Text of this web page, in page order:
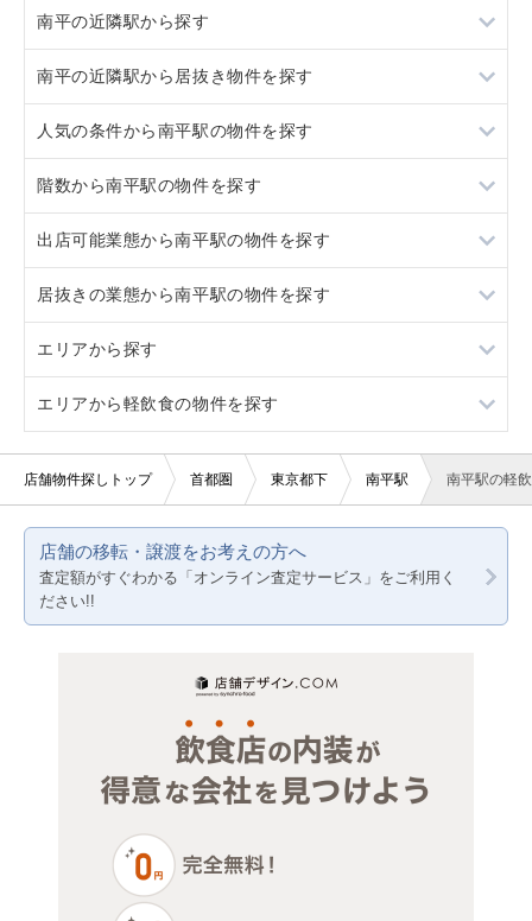
南平の近隣駅から探す
平山城址公園
高幡不動
南平の近隣駅から居抜き物件を探す
平山城址公園
高幡不動
人気の条件から南平駅の物件を探す
居抜き
スケルトン
ロードサイド物件
駐車場あり
看板取り付け可
20坪以下
階数から南平駅の物件を探す
1階
3階以上
出店可能業態から南平駅の物件を探す
重飲食
軽飲食
バー・クラブ
美容室・理容室
医療・歯科・クリニック
物販・小売
ジム・教室・スタジオ
その他サービス・その他
居抜きの業態から南平駅の物件を探す
その他
エリアから探す
東京23区
東京都下
千葉
埼玉
エリアから軽飲食の物件を探す
東京23区
神奈川
千葉
店舗物件探しトップ 首都圏 東京都下 南平駅 南平駅の軽
店舗の移転・譲渡をお考えの方へ
査定額がすぐわかる「オンライン査定サービス」をご利用く
ださい!!